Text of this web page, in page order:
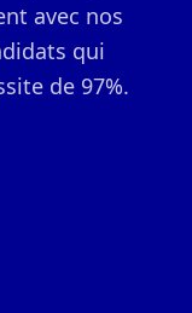
avec nos
qui
de 97%.